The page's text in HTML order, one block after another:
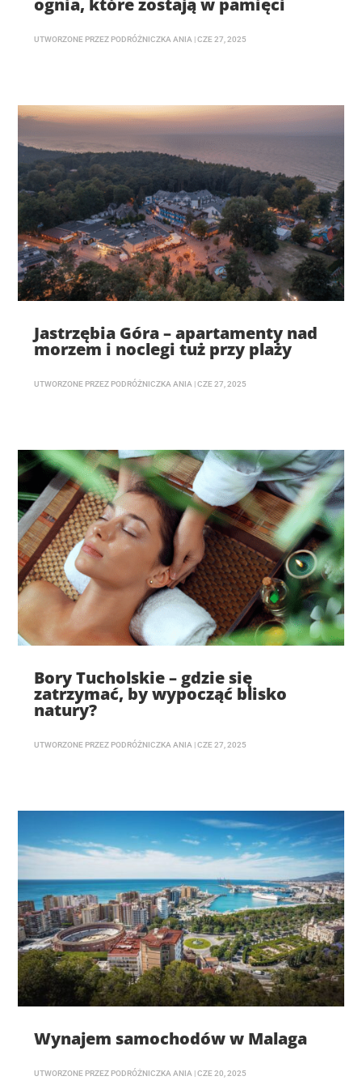
UTWORZONE PRZEZ PODRÓŻNICZKA ANIA |CZE 27, 2025
Jastrzębia Góra – apartamenty nad
morzem i noclegi tuż przy plaży
UTWORZONE PRZEZ PODRÓŻNICZKA ANIA |CZE 27, 2025
Bory Tucholskie – gdzie się
zatrzymać, by wypocząć blisko
natury?
UTWORZONE PRZEZ PODRÓŻNICZKA ANIA |CZE 27, 2025
Wynajem samochodów w Malaga
UTWORZONE PRZEZ PODRÓŻNICZKA ANIA |CZE 20, 2025